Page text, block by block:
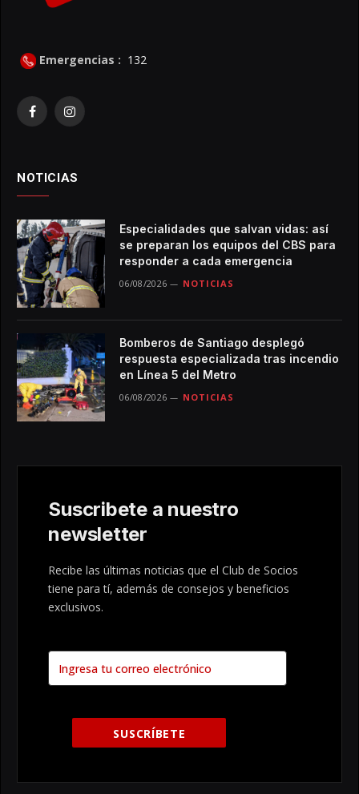
Emergencias : 132
FacebookInstagram
NOTICIAS
Especialidades que salvan vidas: así
se preparan los equipos del CBS para
responder a cada emergencia
06/08/2026 NOTICIAS
Bomberos de Santiago desplegó
respuesta especializada tras incendio
en Línea 5 del Metro
06/08/2026 NOTICIAS
Suscribete a nuestro
newsletter
Recibe las últimas noticias que el Club de Socios
tiene para tí, además de consejos y beneficios
exclusivos.